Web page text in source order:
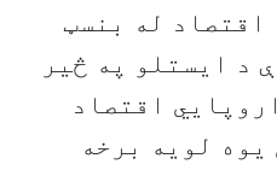
اقتصاد له بنسټ
د ایستلو په څیر
اقتصاد
لويه برخه